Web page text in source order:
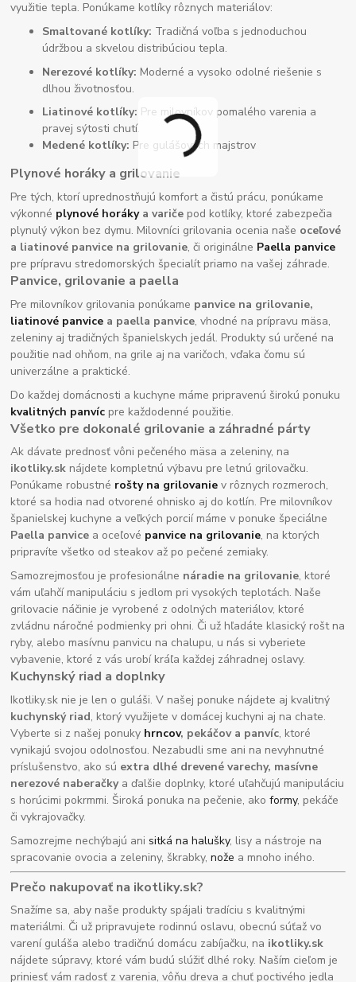
využitie tepla. Ponúkame kotlíky rôznych materiálov:
Smaltované kotlíky: Tradičná voľba s jednoduchou
údržbou a skvelou distribúciou tepla.
Nerezové kotlíky: Moderné a vysoko odolné riešenie s
dlhou životnosťou.
Liatinové kotlíky: Pre milovníkov pomalého varenia a
pravej sýtosti chutí.
Medené kotlíky: Pre gulášových majstrov
Plynové horáky a grilovanie
Pre tých, ktorí uprednostňujú komfort a čistú prácu, ponúkame
výkonné plynové horákya variče pod kotlíky, ktoré zabezpečia
plynulý výkon bez dymu. Milovníci grilovania ocenia naše oceľové
a liatinové panvice na grilovanie, či originálne Paella panvice
pre prípravu stredomorských špecialít priamo na vašej záhrade.
Panvice, grilovanie a paella
Pre milovníkov grilovania ponúkame panvice na grilovanie,
liatinové panvice a paella panvice, vhodné na prípravu mäsa,
zeleniny aj tradičných španielskych jedál. Produkty sú určené na
použitie nad ohňom, na grile aj na varičoch, vďaka čomu sú
univerzálne a praktické.
Do každej domácnosti a kuchyne máme pripravenú širokú ponuku
kvalitných panvíc pre každodenné použitie.
Všetko pre dokonalé grilovanie a záhradné párty
Ak dávate prednosť vôni pečeného mäsa a zeleniny, na
ikotliky.sk nájdete kompletnú výbavu pre letnú grilovačku.
Ponúkame robustné rošty na grilovanie v rôznych rozmeroch,
ktoré sa hodia nad otvorené ohnisko aj do kotlín. Pre milovníkov
španielskej kuchyne a veľkých porcií máme v ponuke špeciálne
Paella panvice a oceľové panvice na grilovanie, na ktorých
pripravíte všetko od steakov až po pečené zemiaky.
Samozrejmosťou je profesionálne náradie na grilovanie, ktoré
vám uľahčí manipuláciu s jedlom pri vysokých teplotách. Naše
grilovacie náčinie je vyrobené z odolných materiálov, ktoré
zvládnu náročné podmienky pri ohni. Či už hľadáte klasický rošt na
ryby, alebo masívnu panvicu na chalupu, u nás si vyberiete
vybavenie, ktoré z vás urobí kráľa každej záhradnej oslavy.
Kuchynský riad a doplnky
Ikotliky.sk nie je len o guláši. V našej ponuke nájdete aj kvalitný
kuchynský riad, ktorý využijete v domácej kuchyni aj na chate.
Vyberte si z našej ponuky hrncov, pekáčov a panvíc, ktoré
vynikajú svojou odolnosťou. Nezabudli sme ani na nevyhnutné
príslušenstvo, ako sú extra dlhé drevené varechy, masívne
nerezové naberačkya ďalšie doplnky, ktoré uľahčujú manipuláciu
s horúcimi pokrmmi. Široká ponuka na pečenie, akoformy, pekáče
či vykrajovačky.
Samozrejme nechýbajú anisitká na halušky, lisy a nástroje na
spracovanie ovocia a zeleniny, škrabky,nože a mnoho iného.
Prečo nakupovať na ikotliky.sk?
Snažíme sa, aby naše produkty spájali tradíciu s kvalitnými
materiálmi. Či už pripravujete rodinnú oslavu, obecnú súťaž vo
varení guláša alebo tradičnú domácu zabíjačku, na ikotliky.sk
nájdete súpravy, ktoré vám budú slúžiť dlhé roky. Naším cieľom je
priniesť vám radosť z varenia, vôňu dreva a chuť poctivého jedla